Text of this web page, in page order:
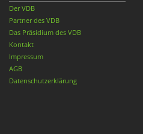
Der VDB
Partner des VDB
Das Präsidium des VDB
Kontakt
Impressum
AGB
Datenschutzerklärung